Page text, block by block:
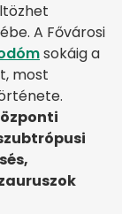
A Fővárosi
sokáig a
most